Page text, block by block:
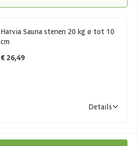
Harvia Sauna stenen 20 kg ø tot 10
cm
€ 26,49
Details